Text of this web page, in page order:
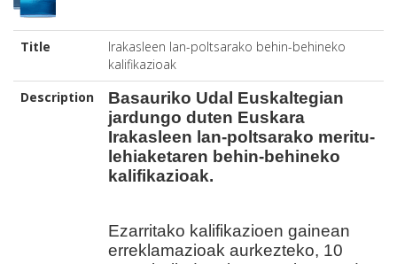
Title
Irakasleen lan-poltsarako behin-behineko
kalifikazioak
Description
Basauriko Udal Euskaltegian
jardungo duten Euskara
Irakasleen lan-poltsarako meritu-
lehiaketaren behin-behineko
kalifikazioak.
Ezarritako kalifikazioen gainean
erreklamazioak aurkezteko, 10